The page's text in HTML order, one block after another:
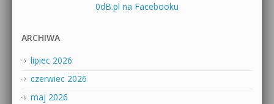
0dB.pl na Facebooku
ARCHIWA
lipiec 2026
czerwiec 2026
maj 2026